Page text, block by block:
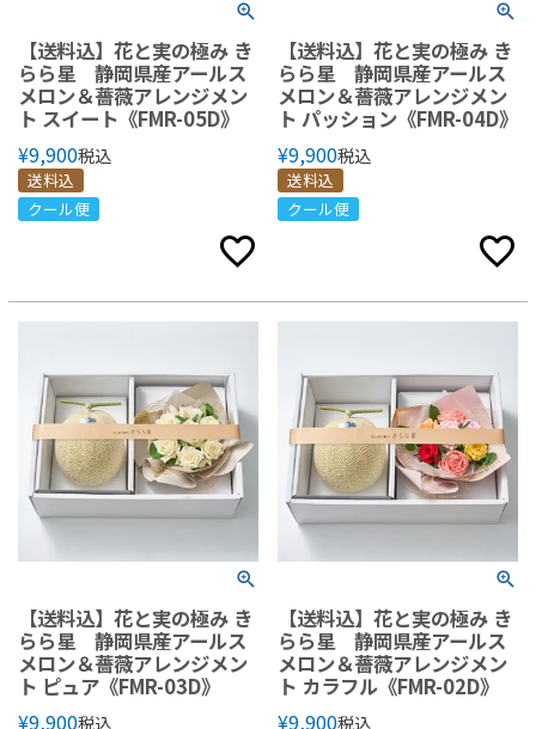
【送料込】花と実の極み き
らら星 静岡県産アールス
メロン＆薔薇アレンジメン
ト スイート《FMR-05D》
¥9,900税込
送料込
クール便
【送料込】花と実の極み き
らら星 静岡県産アールス
メロン＆薔薇アレンジメン
ト パッション《FMR-04D》
¥9,900税込
送料込
クール便
【送料込】花と実の極み き
らら星 静岡県産アールス
メロン＆薔薇アレンジメン
ト ピュア《FMR-03D》
¥9,900税込
【送料込】花と実の極み き
らら星 静岡県産アールス
メロン＆薔薇アレンジメン
ト カラフル《FMR-02D》
¥9,900税込